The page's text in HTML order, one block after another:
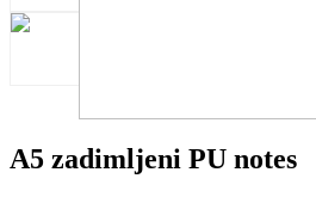
A5 zadimljeni PU notes